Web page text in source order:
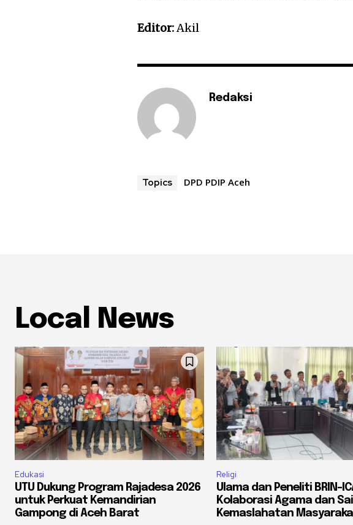
Editor:Akil
Redaksi
Topics DPD PDIP Aceh
Local News
Edukasi
UTU Dukung Program Rajadesa 2026
untuk Perkuat Kemandirian
Gampong di Aceh Barat
Religi
Ulama dan Peneliti BRIN-
Kolaborasi Agama dan
Kemaslahatan